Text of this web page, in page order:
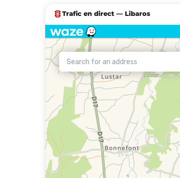
traffic Trafic en direct — Libaros